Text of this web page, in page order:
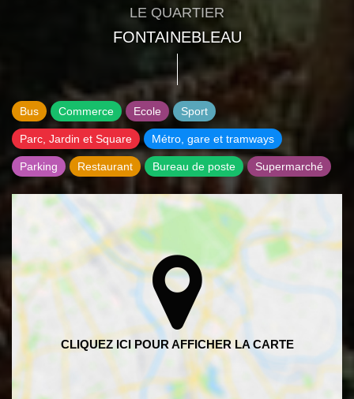
LE QUARTIER
FONTAINEBLEAU
Bus Commerce Ecole Sport
Parc, Jardin et Square Métro, gare et tramways
Parking Restaurant Bureau de poste Supermarché